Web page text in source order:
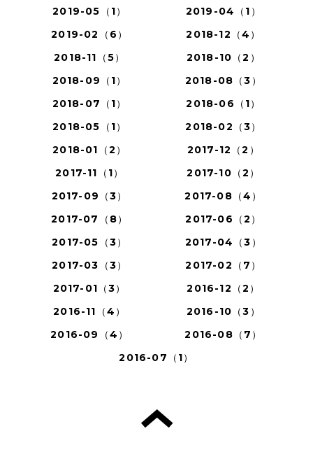
2019-05（1）
2019-04（1）
2019-02（6）
2018-12（4）
2018-11（5）
2018-10（2）
2018-09（1）
2018-08（3）
2018-07（1）
2018-06（1）
2018-05（1）
2018-02（3）
2018-01（2）
2017-12（2）
2017-11（1）
2017-10（2）
2017-09（3）
2017-08（4）
2017-07（8）
2017-06（2）
2017-05（3）
2017-04（3）
2017-03（3）
2017-02（7）
2017-01（3）
2016-12（2）
2016-11（4）
2016-10（3）
2016-09（4）
2016-08（7）
2016-07（1）